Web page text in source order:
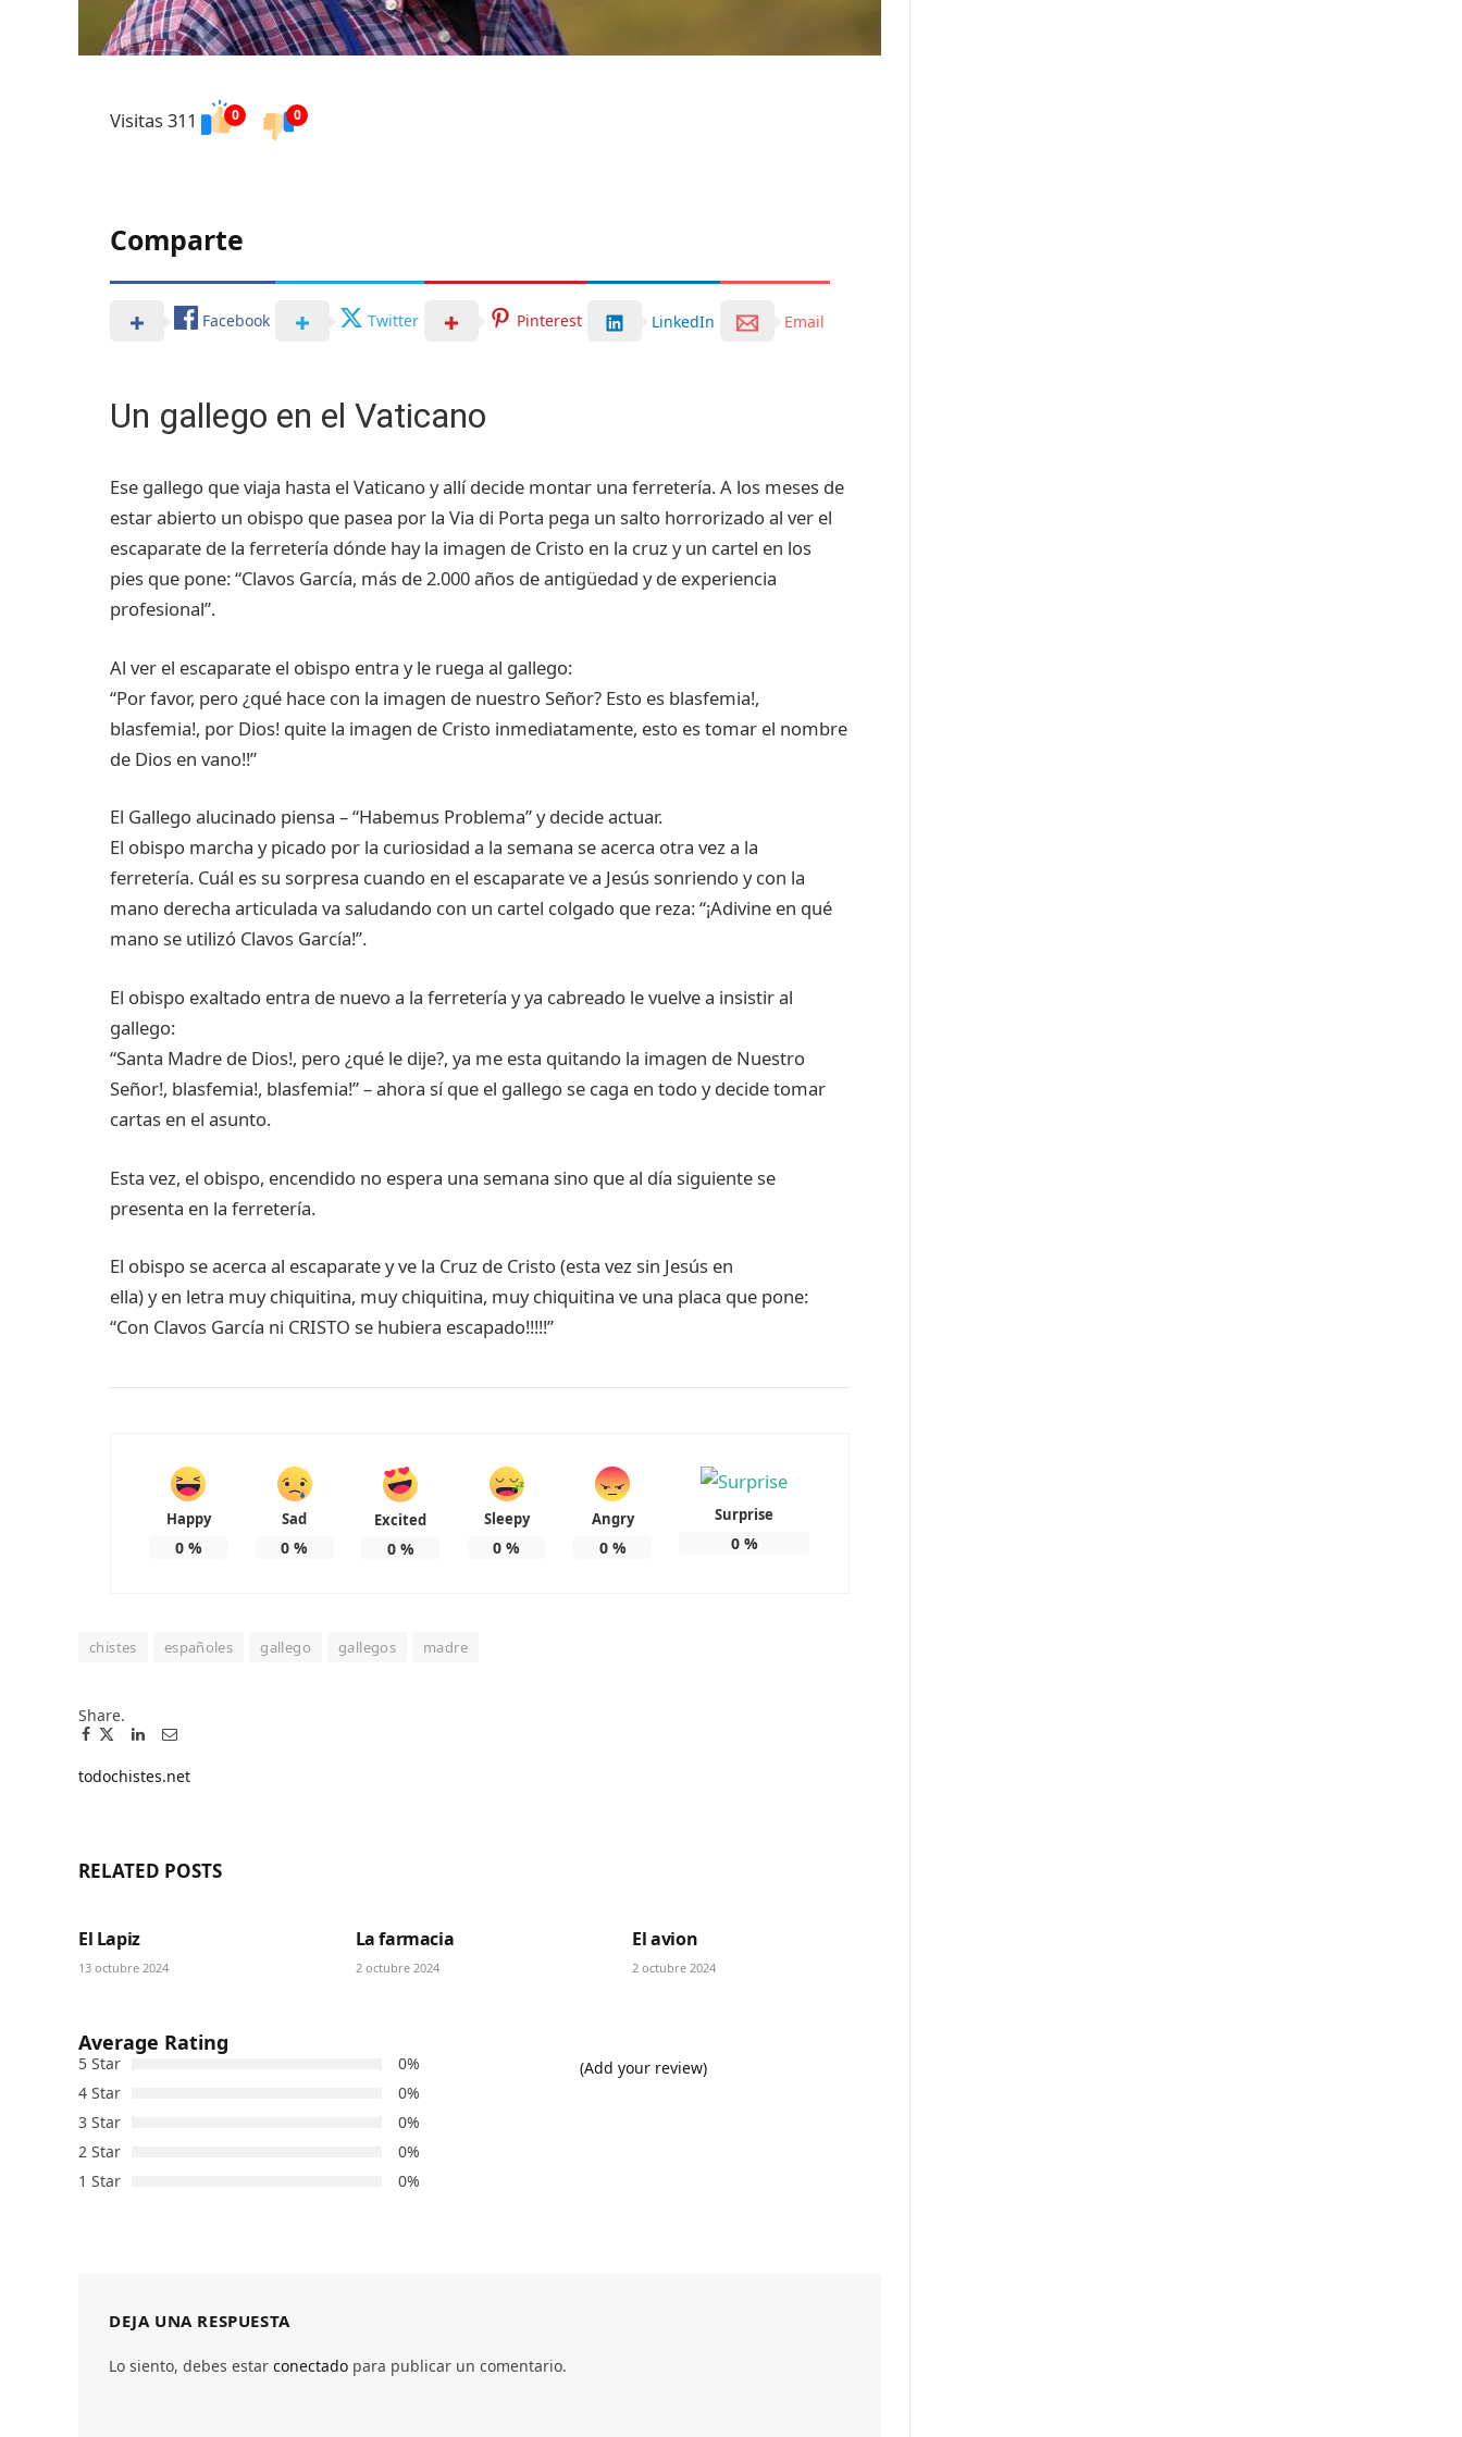
Visitas 311 0 0
Comparte
Facebook Twitter Pinterest LinkedIn Email
Un gallego en el Vaticano
Ese gallego que viaja hasta el Vaticano y allí decide montar una ferretería. A los meses de
estar abierto un obispo que pasea por la Via di Porta pega un salto horrorizado al ver el
escaparate de la ferretería dónde hay la imagen de Cristo en la cruz y un cartel en los
pies que pone: “Clavos García, más de 2.000 años de antigüedad y de experiencia
profesional”.
Al ver el escaparate el obispo entra y le ruega al gallego:
“Por favor, pero ¿qué hace con la imagen de nuestro Señor? Esto es blasfemia!,
blasfemia!, por Dios! quite la imagen de Cristo inmediatamente, esto es tomar el nombre
de Dios en vano!!”
El Gallego alucinado piensa – “Habemus Problema” y decide actuar.
El obispo marcha y picado por la curiosidad a la semana se acerca otra vez a la
ferretería. Cuál es su sorpresa cuando en el escaparate ve a Jesús sonriendo y con la
mano derecha articulada va saludando con un cartel colgado que reza: “¡Adivine en qué
mano se utilizó Clavos García!”.
El obispo exaltado entra de nuevo a la ferretería y ya cabreado le vuelve a insistir al
gallego:
“Santa Madre de Dios!, pero ¿qué le dije?, ya me esta quitando la imagen de Nuestro
Señor!, blasfemia!, blasfemia!” – ahora sí que el gallego se caga en todo y decide tomar
cartas en el asunto.
Esta vez, el obispo, encendido no espera una semana sino que al día siguiente se
presenta en la ferretería.
El obispo se acerca al escaparate y ve la Cruz de Cristo (esta vez sin Jesús en
ella) y en letra muy chiquitina, muy chiquitina, muy chiquitina ve una placa que pone:
“Con Clavos García ni CRISTO se hubiera escapado!!!!!”
Happy
0%
Sad
0 %
Excited
0%
Sleepy
0 %
Angry
0%
Surprise
0%
chistes españoles gallego gallegos madre
Share.
Facebook
TwitterPinterest
LinkedIn
Tumblr
Email
todochistes.net
RELATED POSTS
El Lapiz
13 octubre 2024
La farmacia
2 octubre 2024
El avion
2 octubre 2024
Average Rating
5 Star
0%
4 Star
0%
3 Star
0%
2 Star
0%
1 Star
0%
(Add your review)
DEJA UNA RESPUESTA
Lo siento, debes estar conectado para publicar un comentario.